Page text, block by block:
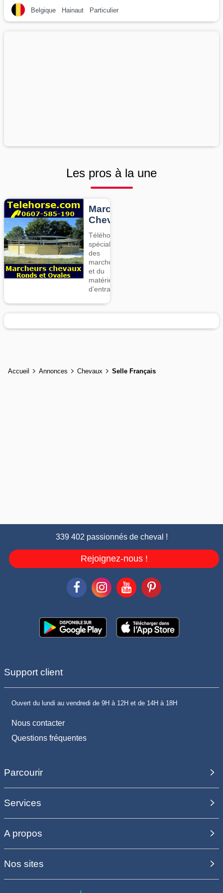
Belgique Hainaut Particulier
Les pros à la une
Marcheurs
Chevaux
Téléhorse,
spécialiste
des
marcheurs
et du
matériel
d’entrainement
Accueil Annonces Chevaux Selle Français
339 402 passionnés de cheval !
Rejoignez-nous !
Support client
Ouvert du lundi au vendredi de 9H à 12H et de 14H à 18H
Nous contacter
Questions fréquentes
Parcourir
Services
A propos
Nos sites